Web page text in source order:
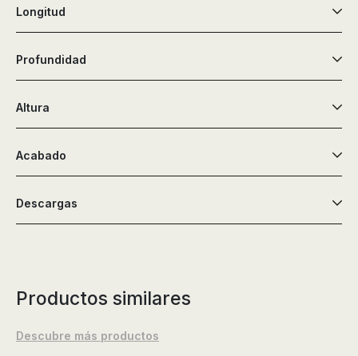
Longitud
Profundidad
Altura
Acabado
Descargas
Productos similares
Descubre más productos